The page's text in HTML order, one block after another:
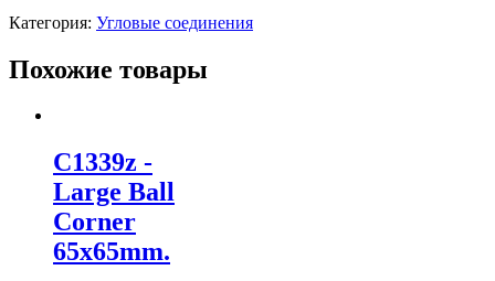
Категория: Угловые соединения
Похожие товары
C1339z -
Large Ball
Corner
65x65mm.